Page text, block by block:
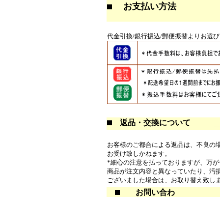
お支払い方法
代金引換/銀行振込/郵便振替よりお選
返品・交換について
お客様のご都合による返品は、不良の
お受け致しかねます。
*細心の注意を払っておりますが、万
商品が注文内容と異なっていたり、汚
ございました場合は、お取り替え致し
お問い合わ